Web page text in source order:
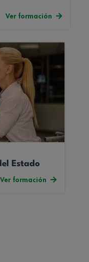
Ver formación
Estado
Ver formación